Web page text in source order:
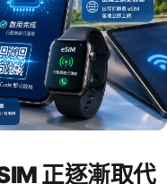
正逐漸取代